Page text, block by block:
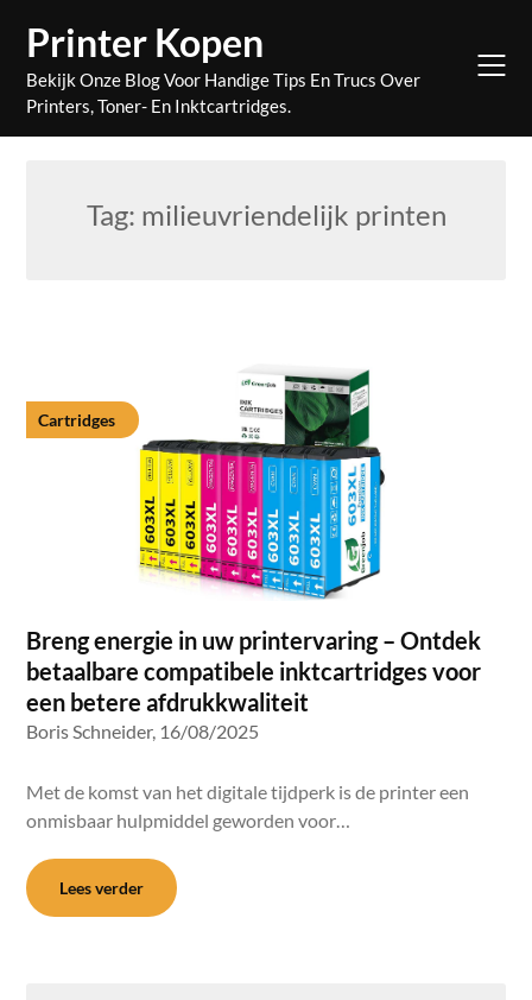
content
Printer Kopen
Bekijk Onze Blog Voor Handige Tips En Trucs Over
Printers, Toner- En Inktcartridges.
Tag: milieuvriendelijk printen
Cartridges
Breng energie in uw printervaring – Ontdek
betaalbare compatibele inktcartridges voor
een betere afdrukkwaliteit
Boris Schneider, 16/08/2025
Met de komst van het digitale tijdperk is de printer een
onmisbaar hulpmiddel geworden voor…
Lees verder